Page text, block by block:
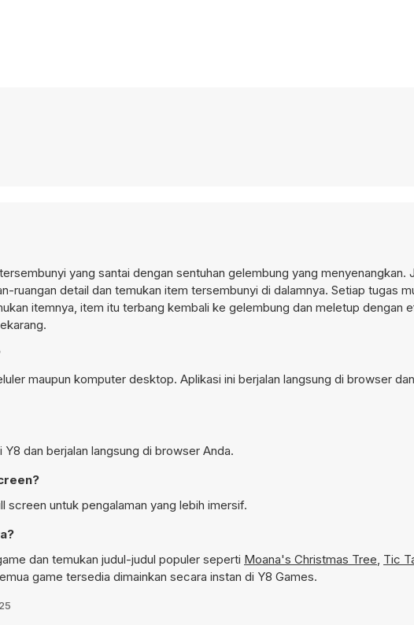
yang santai dengan sentuhan gelembung yang menyenangkan.
ruangan detail dan temukan item tersembunyi di dalamnya. Setiap tugas
itemnya, item itu terbang kembali ke gelembung dan meletup dengan
maupun komputer desktop. Aplikasi ini berjalan langsung di browser
dan berjalan langsung di browser Anda.
screen untuk pengalaman yang lebih imersif.
dan temukan judul-judul populer seperti Moana's Christmas Tree, Tic
game tersedia dimainkan secara instan di Y8 Games.